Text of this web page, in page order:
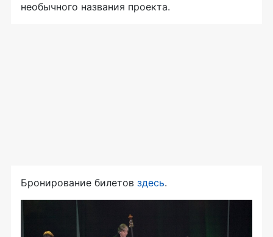
необычного названия проекта.
Бронирование билетов здесь.